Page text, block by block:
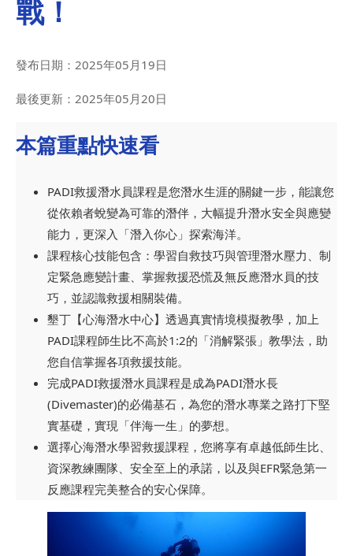
戰！
發布日期： 2025年05月19日
最後更新： 2025年05月20日
本篇重點快速看
PADI救援潛水員課程是您潛水生涯的關鍵一步，能讓您
從依賴者蛻變為可靠的潛伴，大幅提升潛水安全與應變
能力，更深入「潛入你心」探索海洋。
課程核心技能包含：學習自救技巧與管理潛水壓力、制
定緊急應變計畫、掌握救援恐慌及無反應潛水員的技
巧，並認識救援相關裝備。
墾丁【心海潛水中心】透過真實情境模擬教學，加上
PADI課程師生比不高於1:2的「消解緊張」教學法，助
您自信掌握各項救援技能。
完成PADI救援潛水員課程是成為PADI潛水長
(Divemaster)的必備基石，為您的潛水專業之路打下堅
實基礎，實現「伴海一生」的夢想。
選擇心海潛水學習救援課程，您將享有卓越低師生比、
資深教練團隊、安全至上的承諾，以及與EFR緊急第一
反應課程完美整合的安心保障。